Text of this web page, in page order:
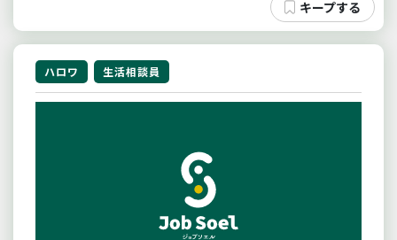
ハロワ 生活相談員